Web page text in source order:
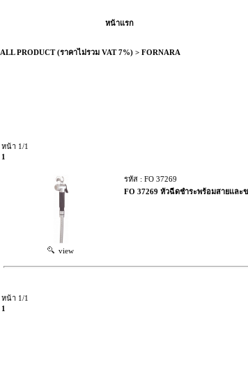
หน้าแรก
ALL PRODUCT (ราคาไม่รวม VAT 7%) > FORNARA
หน้า 1/1
1
view
รหัส : FO 37269
FO 37269 หัวฉีดชำระพร้อมสายแล
หน้า 1/1
1